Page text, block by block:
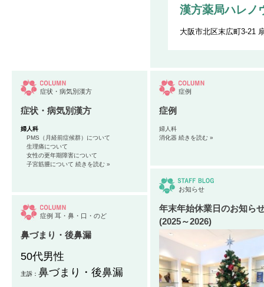
漢方薬局ハレノ
大阪市北区末広町3-21
症状・病気別漢方
症状・病気別漢方
婦人科
PMS（月経前症候群）について
生理痛について
女性の更年期障害について
子宮筋腫について 続きを読む »
症例
症例
婦人科
消化器 続きを読む »
お知らせ
年末年始休業日のお知ら
(2025～2026)
症例 耳・鼻・口・のど
鼻づまり・後鼻漏
50代男性
主訴： 鼻づまり・後鼻漏